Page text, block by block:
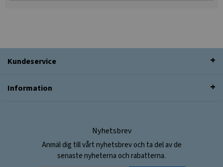
Kundeservice
Information
Nyhetsbrev
Anmäl dig till vårt nyhetsbrev och ta del av de
senaste nyheterna och rabatterna.